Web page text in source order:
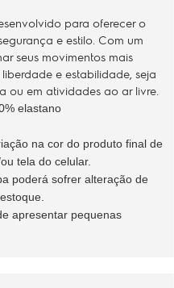
para oferecer o
e estilo. Com um
seus movimentos mais
e estabilidade, seja
ou em atividades ao ar livre.
elastano
na cor do produto final de
tela do celular.
poderá sofrer alteração de
apresentar pequenas